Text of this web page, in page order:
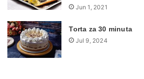
Jun 1, 2021
Torta za 30 minuta
Jul 9, 2024